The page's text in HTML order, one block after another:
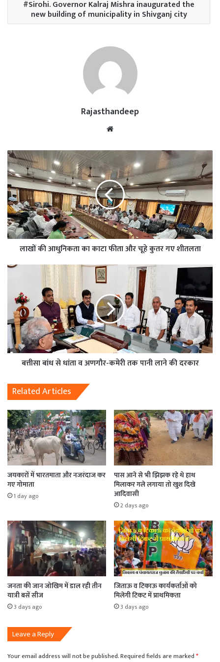
Sirohi. Governor Kalraj Mishra inaugurated the
new building of municipality in Shivganj city
Rajasthandeep
लाखों की आधुनिकता का काटा फीता और चूहे कुतर गए शीतलता
बत्तीसा बांध से धांता व अणगौर-कमेरी तक पानी लाने की दरकार
Related Articles
जयकारों में भारतमाता और नजरंदाज कर
गए गोमाता
1 day ago
पास आने से भी झिझक रहे थे हाथ
मिलाकर गले लगाया तो खुश दिखे
आदिवासी
2 days ago
जनता की जान जोखिम में डाल रही तीन
यात्री बसें सीज
3 days ago
जिताऊ व टिकाऊ कार्यकर्ताओं को
मिलेगी टिकट में प्राथमिकता
3 days ago
Leave a Reply
Your email address will not be published.Required fields are marked*